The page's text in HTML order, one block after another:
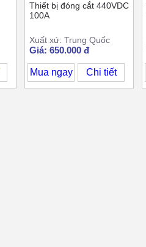
Thiết bị đóng cắt 440VDC
100A
Xuất xứ: Trung Quốc
Giá: 650.000 đ
Mua ngay Chi tiết